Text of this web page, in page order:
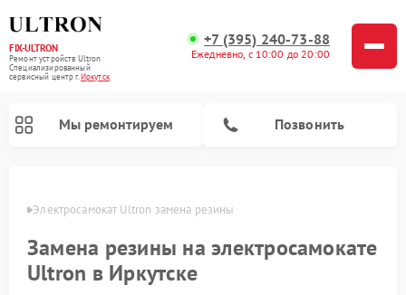
FIX-ULTRON
Ремонт устройств Ultron
Специализированный
cервисный центр г.Иркутск
+7 (395) 240-73-88
Ежедневно, с 10:00 до 20:00
Мы ремонтируем Позвонить
Электросамокат Ultron замена резины
Замена резины на электросамокате
Ultron в Иркутске